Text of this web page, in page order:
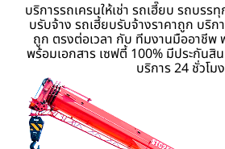
บริการรถเครนให้เช่า รถเฮี๊ยบ รถบรร
บรับจ้าง รถเฮี้ยบรับจ้างราคาถูก บริก
ถูก ตรงต่อเวลา กับ ทีมงานมืออาชีพ
พร้อมเอกสาร เซฟตี้ 100% มีประกันสิ
บริการ 24 ชั่วโมง